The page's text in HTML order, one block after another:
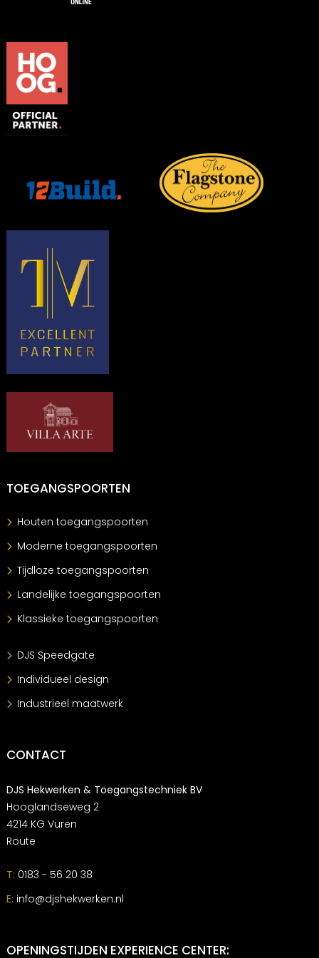
TOEGANGSPOORTEN
Houten toegangspoorten
Moderne toegangspoorten
Tijdloze toegangspoorten
Landelijke toegangspoorten
Klassieke toegangspoorten
DJS Speedgate
Individueel design
Industrieel maatwerk
CONTACT
DJS Hekwerken & Toegangstechniek BV
Hooglandseweg 2
4214 KG Vuren
Route
T: 0183 - 56 20 38
E: info@djshekwerken.nl
OPENINGSTIJDEN EXPERIENCE CENTER: